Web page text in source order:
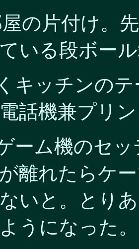
の片付け。
いる段ボー
キッチンの
話機兼プリ
ーム機のセ
離れたらケ
いと。とり
うになった。